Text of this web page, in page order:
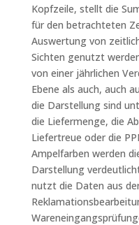
Kopfzeile, stellt die
für den betrachteten
Auswertung von
Sichten genutzt
von einer jährlichen
Ebene als auch, auch
die Darstellung sind
die Liefermenge, die
Liefertreue oder die
Ampelfarben werden
Darstellung
nutzt die Daten aus